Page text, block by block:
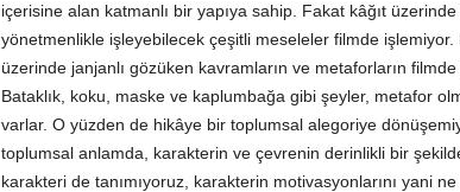
içerisine alan katmanlı bir yapıya sahip. Fakat kâğıt
yönetmenlikle işleyebilecek çeşitli meseleler filmde
üzerinde janjanlı gözüken kavramların ve metaforların filmde
Bataklık, koku, maske ve kaplumbağa gibi şeyler, metafor
varlar. O yüzden de hikâye bir toplumsal alegoriye
toplumsal anlamda, karakterin ve çevrenin derinlikli bir
karakteri de tanımıyoruz, karakterin motivasyonlarını yani